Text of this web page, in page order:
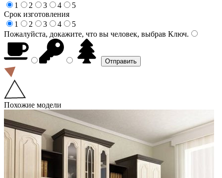
1
2 3 4
5
Срок изготовления
1
2 3 4
5
Пожалуйста, докажите, что вы человек, выбрав Ключ.
Похожие модели